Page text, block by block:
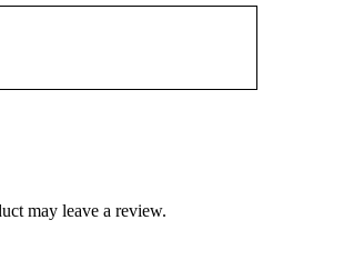
may leave a review.